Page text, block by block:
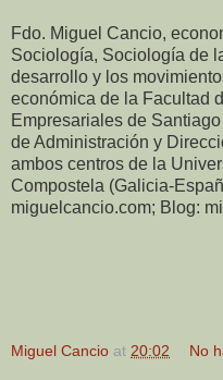
Fdo. Miguel Cancio,
Sociología, Sociología de
desarrollo y los
económica de la Facultad
Empresariales de
de Administración y
ambos centros de la
Compostela (Galicia-
miguelcancio.com; Blog:
Miguel Cancio at 20:02 No